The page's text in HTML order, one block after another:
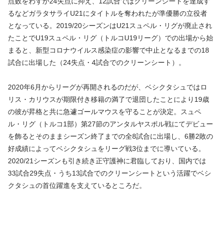
るなどガラタサライU21にタイトルを奪われたが準優勝の立役者
となっている。2019/20シーズンはU21スュペル・リグが廃止され
たことでU19スュペル・リグ（トルコU19リーグ）での出場から始
まると、新型コロナウイルス感染症の影響で中止となるまでの18
試合に出場した（24失点・4試合でのクリーンシート）。
2020年6月からリーグが再開されるのだが、ベシクタシュではロ
リス・カリウスが期限付き移籍の満了で退団したことにより19歳
の彼が昇格と共に急遽ゴールマウスを守ることが決定。スュペ
ル・リグ（トルコ1部）第27節のアンタルヤスポル戦にてデビュー
を飾るとそのままシーズン終了までの全8試合に出場し、6勝2敗の
好成績によってベシクタシュをリーグ戦3位までに導いている。
2020/21シーズンも引き続き正守護神に君臨しており、国内では
33試合29失点・うち13試合でのクリーンシートという活躍でベシ
クタシュの首位躍進を支えているところだ。